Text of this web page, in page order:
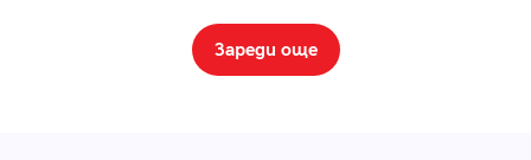
Зареди още